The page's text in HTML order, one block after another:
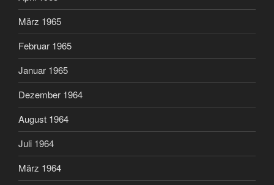
März 1965
Februar 1965
Januar 1965
Dezember 1964
August 1964
Juli 1964
März 1964